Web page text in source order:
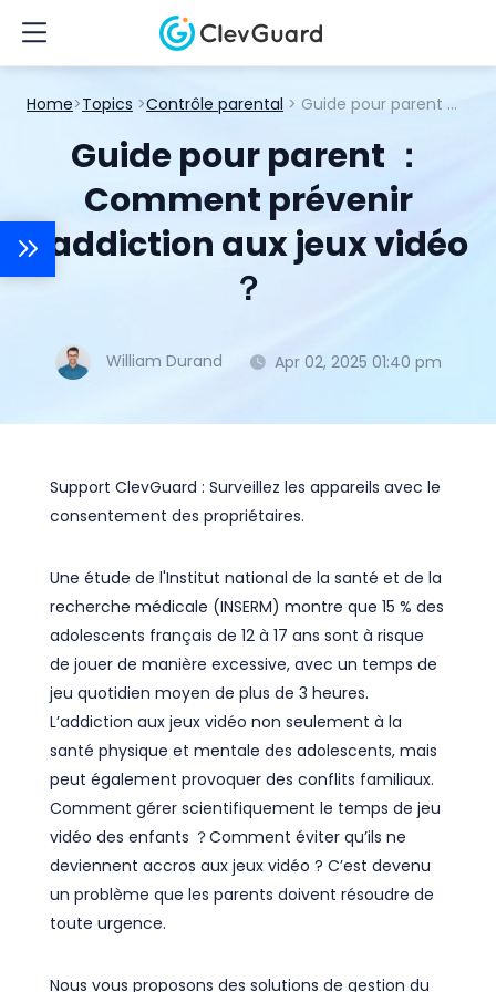
Home>Topics >Contrôle parental > Guide pour parent ：Comment prévenir l’addiction aux jeux vidéo ？
Guide pour parent ：
Comment prévenir
l’addiction aux jeux vidéo
？
William Durand Apr 02, 2025 01:40 pm
Support ClevGuard : Surveillez les appareils avec le
consentement des propriétaires.
Une étude de l'Institut national de la santé et de la
recherche médicale (INSERM) montre que 15 % des
adolescents français de 12 à 17 ans sont à risque
de jouer de manière excessive, avec un temps de
jeu quotidien moyen de plus de 3 heures.
L’addiction aux jeux vidéo non seulement à la
santé physique et mentale des adolescents, mais
peut également provoquer des conflits familiaux.
Comment gérer scientifiquement le temps de jeu
vidéo des enfants ？Comment éviter qu’ils ne
deviennent accros aux jeux vidéo ? C’est devenu
un problème que les parents doivent résoudre de
toute urgence.
Nous vous proposons des solutions de gestion du